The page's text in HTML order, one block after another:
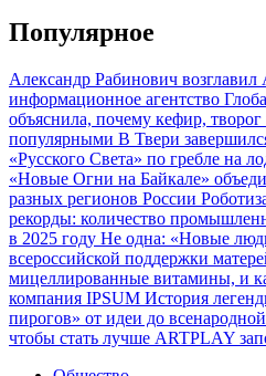
Популярное
Александр Рабинович
информационное агентство
объяснила, почему кефир, творог
популярными В Твери
«Русского Света» по гребле на
«Новые Огни на Байкале»
разных регионов России
рекорды: количество
в 2025 году Не одна: «Новые
всероссийской поддержки
мицеллированные витамины, и
компания IPSUM История
пирогов» от идеи до
чтобы стать лучше ARTPLAY